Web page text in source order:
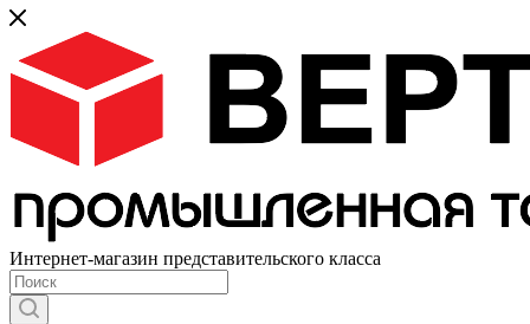
Интернет-магазин представительского класса